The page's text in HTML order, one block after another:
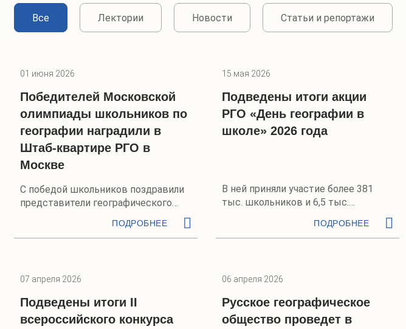
Все Лектории Новости Статьи и репортажи
01 июня 2026
Победителей Московской
олимпиады школьников по
географии наградили в
Штаб-квартире РГО в
Москве
С победой школьников поздравили
представители географического
ПОДРОБНЕЕ
15 мая 2026
Подведены итоги акции
РГО «День географии в
школе» 2026 года
В ней приняли участие более 381
тыс. школьников и 6,5 тыс.
ПОДРОБНЕЕ
07 апреля 2026
Подведены итоги II
всероссийского конкурса
06 апреля 2026
Русское географическое
общество проведет в